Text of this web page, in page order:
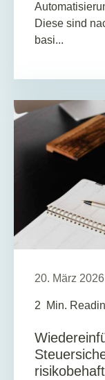
Diese sind
basi...
20. März 2026
2 Min.